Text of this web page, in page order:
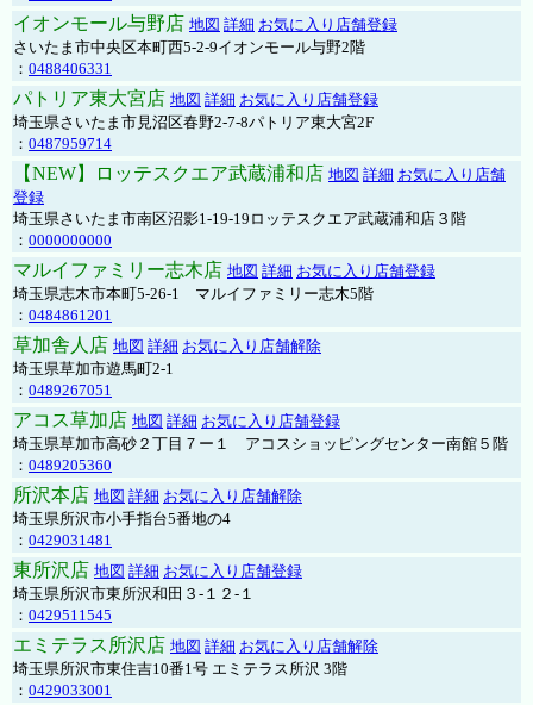
イオンモール与野店 地図 詳細 お気に入り店舗登録
さいたま市中央区本町西5-2-9イオンモール与野2階
： 0488406331
パトリア東大宮店 地図 詳細 お気に入り店舗登録
埼玉県さいたま市見沼区春野2-7-8パトリア東大宮2F
： 0487959714
【NEW】ロッテスクエア武蔵浦和店 地図 詳細 お気に入り店舗
登録
埼玉県さいたま市南区沼影1-19-19ロッテスクエア武蔵浦和店３階
： 0000000000
マルイファミリー志木店 地図 詳細 お気に入り店舗登録
埼玉県志木市本町5-26-1 マルイファミリー志木5階
： 0484861201
草加舎人店 地図 詳細 お気に入り店舗解除
埼玉県草加市遊馬町2-1
： 0489267051
アコス草加店 地図 詳細 お気に入り店舗登録
埼玉県草加市高砂２丁目７ー１ アコスショッピングセンター南館５階
： 0489205360
所沢本店 地図 詳細 お気に入り店舗解除
埼玉県所沢市小手指台5番地の4
： 0429031481
東所沢店 地図 詳細 お気に入り店舗登録
埼玉県所沢市東所沢和田３-１２-１
： 0429511545
エミテラス所沢店 地図 詳細 お気に入り店舗解除
埼玉県所沢市東住吉10番1号 エミテラス所沢 3階
： 0429033001